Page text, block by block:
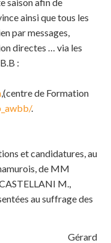
ainsi que tous les
par messages,
directes … via les
:
,(centre de Formation
.
et candidatures, au
de MM
M.,
au suffrage des
Gérard